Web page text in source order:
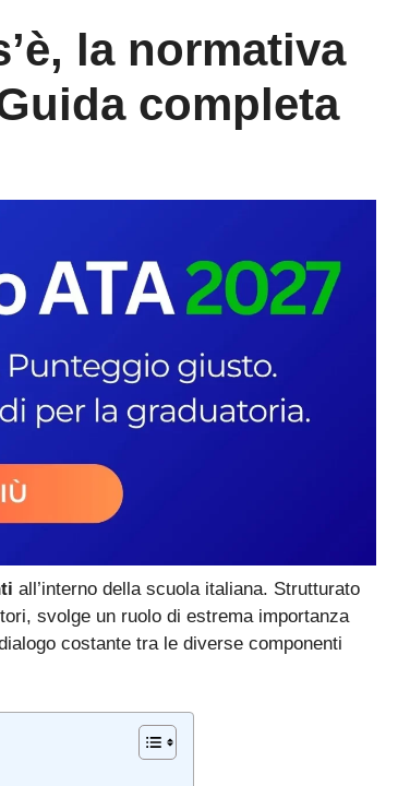
la normativa
completa
all’interno della scuola italiana. Strutturato
svolge un ruolo di estrema importanza
costante tra le diverse componenti